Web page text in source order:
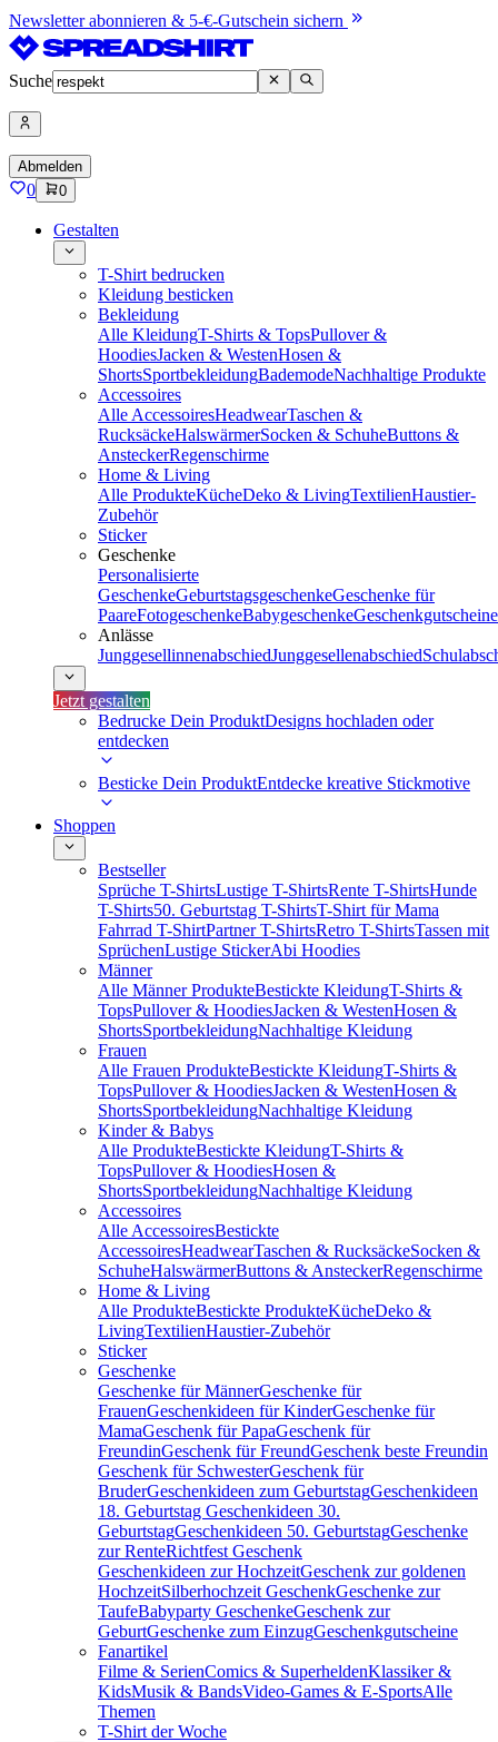
Newsletter abonnieren & 5-€-Gutschein sichern
Suche
Abmelden
0 0
Gestalten
T-Shirt bedrucken
Kleidung besticken
Bekleidung
Alle KleidungT-Shirts & TopsPullover &
HoodiesJacken & WestenHosen &
ShortsSportbekleidungBademodeNachhaltige Produkte
Accessoires
Alle AccessoiresHeadwearTaschen &
RucksäckeHalswärmerSocken & SchuheButtons &
AnsteckerRegenschirme
Home & Living
Alle ProdukteKücheDeko & LivingTextilienHaustier-
Zubehör
Sticker
Geschenke
Personalisierte
GeschenkeGeburtstagsgeschenkeGeschenke für
PaareFotogeschenkeBabygeschenkeGeschenkgutscheine
Anlässe
JunggesellinnenabschiedJunggesellenabschied
Jetzt gestalten
Bedrucke Dein ProduktDesigns hochladen oder
entdecken
Besticke Dein ProduktEntdecke kreative Stickmotive
Shoppen
Bestseller
Sprüche T-ShirtsLustige T-ShirtsRente T-ShirtsHunde
T-Shirts50. Geburtstag T-ShirtsT-Shirt für Mama
Fahrrad T-ShirtPartner T-ShirtsRetro T-ShirtsTassen mit
SprüchenLustige StickerAbi Hoodies
Männer
Alle Männer ProdukteBestickte KleidungT-Shirts &
TopsPullover & HoodiesJacken & WestenHosen &
ShortsSportbekleidungNachhaltige Kleidung
Frauen
Alle Frauen ProdukteBestickte KleidungT-Shirts &
TopsPullover & HoodiesJacken & WestenHosen &
ShortsSportbekleidungNachhaltige Kleidung
Kinder & Babys
Alle ProdukteBestickte KleidungT-Shirts &
TopsPullover & HoodiesHosen &
ShortsSportbekleidungNachhaltige Kleidung
Accessoires
Alle AccessoiresBestickte
AccessoiresHeadwearTaschen & RucksäckeSocken &
SchuheHalswärmerButtons & AnsteckerRegenschirme
Home & Living
Alle ProdukteBestickte ProdukteKücheDeko &
LivingTextilienHaustier-Zubehör
Sticker
Geschenke
Geschenke für MännerGeschenke für
FrauenGeschenkideen für KinderGeschenke für
MamaGeschenk für PapaGeschenk für
FreundinGeschenk für FreundGeschenk beste Freundin
Geschenk für SchwesterGeschenk für
BruderGeschenkideen zum GeburtstagGeschenkideen
18. Geburtstag Geschenkideen 30.
GeburtstagGeschenkideen 50. GeburtstagGeschenke
zur RenteRichtfest Geschenk
Geschenkideen zur HochzeitGeschenk zur goldenen
HochzeitSilberhochzeit GeschenkGeschenke zur
TaufeBabyparty GeschenkeGeschenk zur
GeburtGeschenke zum EinzugGeschenkgutscheine
Fanartikel
Filme & SerienComics & SuperheldenKlassiker &
KidsMusik & BandsVideo-Games & E-SportsAlle
Themen
T-Shirt der Woche